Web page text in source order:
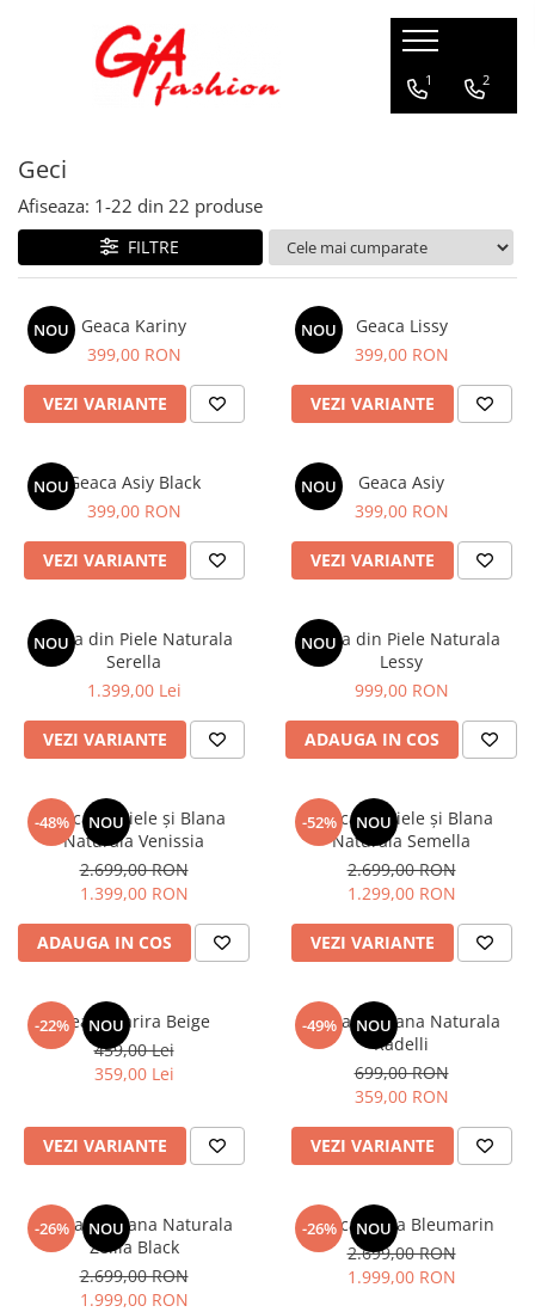
Produsele noastre
Rochii de seara
Rochii de zi
Bride to be
Rochii elegante
Compleuri
Compleuri sport
Compleuri elegante
Salopete
Geci
Accesorii
Bluze
Blanuri
Paltoane
Sacouri
Traditional
1 2
Geci
Afiseaza: 1-22 din 22 produse
FILTRE
NOU
Geaca Kariny
399,00 RON
VEZI VARIANTE
NOU
Geaca Lissy
399,00 RON
VEZI VARIANTE
NOUGeaca Asiy Black
399,00 RON
VEZI VARIANTE
NOU
Geaca Asiy
399,00 RON
VEZI VARIANTE
NOU
Geaca din Piele Naturala
Serella
1.399,00 Lei
VEZI VARIANTE
NOU
Geaca din Piele Naturala
Lessy
999,00 RON
ADAUGA IN COS
-48% NOU
Geaca cu Piele și Blana
Naturala Venissia
2.699,00 RON
1.399,00 RON
ADAUGA IN COS
-52% NOU
Geaca cu Piele și Blana
Naturala Semella
2.699,00 RON
1.299,00 RON
VEZI VARIANTE
-22% NOU
Geaca Karira Beige
459,00 Lei
359,00 Lei
VEZI VARIANTE
-49% NOU
Geaca cu Blana Naturala
Radelli
699,00 RON
359,00 RON
VEZI VARIANTE
-26% NOU
Geaca cu Blana Naturala
Zellia Black
2.699,00 RON
1.999,00 RON
-26% NOU
Geaca Zellia Bleumarin
2.699,00 RON
1.999,00 RON